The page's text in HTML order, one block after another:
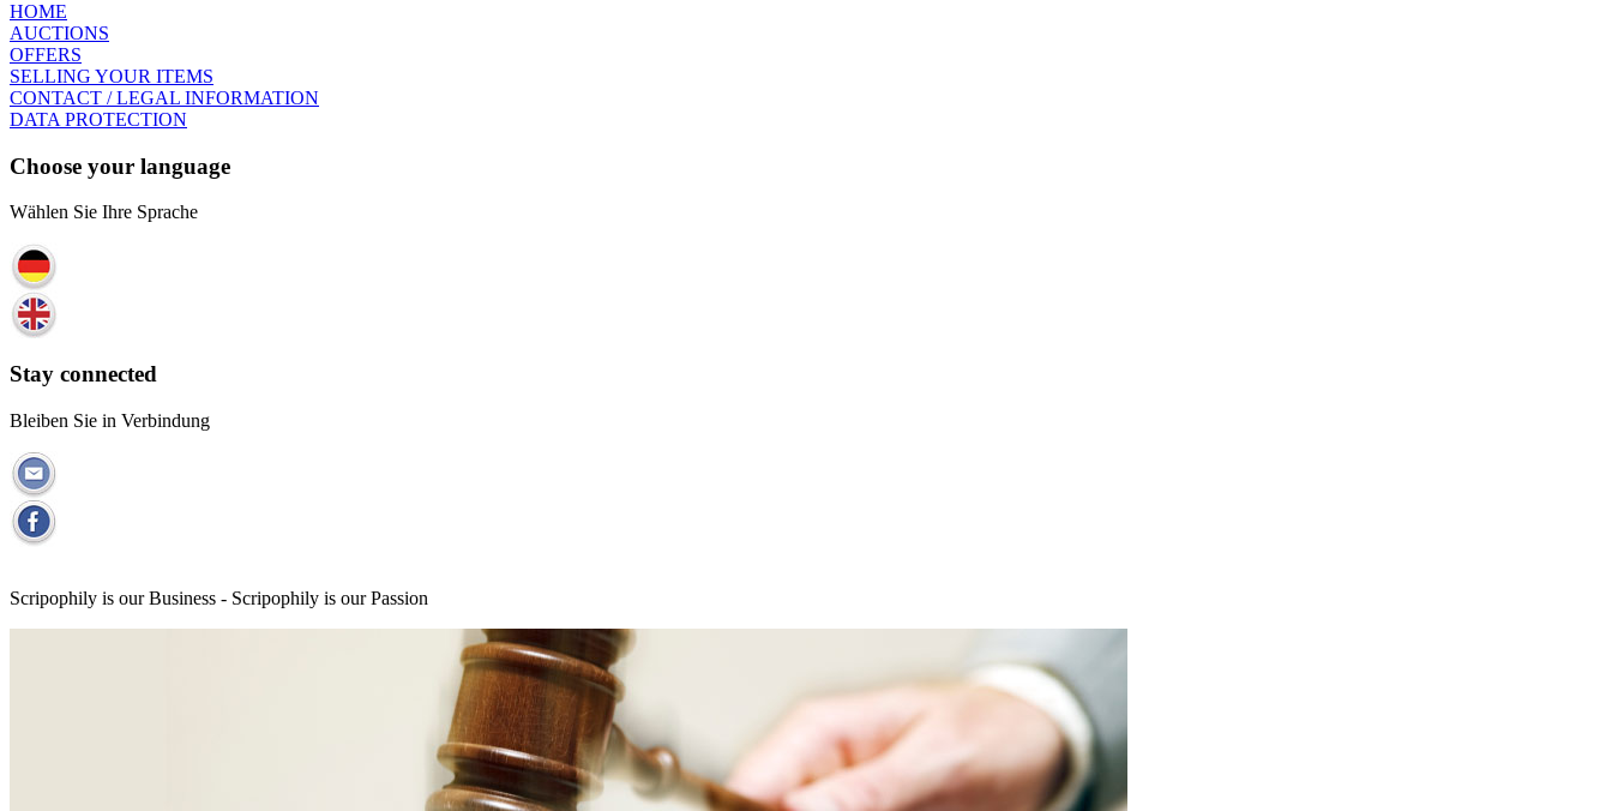
HOME
AUCTIONS
OFFERS
SELLING YOUR ITEMS
CONTACT / LEGAL INFORMATION
DATA PROTECTION
Choose your language
Wählen Sie Ihre Sprache
Stay connected
Bleiben Sie in Verbindung
Scripophily is our Business - Scripophily is our Passion